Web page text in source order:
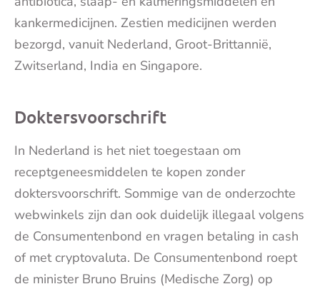
kankermedicijnen. Zestien medicijnen werden
bezorgd, vanuit Nederland, Groot-Brittannië,
Zwitserland, India en Singapore.
Doktersvoorschrift
In Nederland is het niet toegestaan om
receptgeneesmiddelen te kopen zonder
doktersvoorschrift. Sommige van de onderzochte
webwinkels zijn dan ook duidelijk illegaal volgens
de Consumentenbond en vragen betaling in cash
of met cryptovaluta. De Consumentenbond roept
de minister Bruno Bruins (Medische Zorg) op